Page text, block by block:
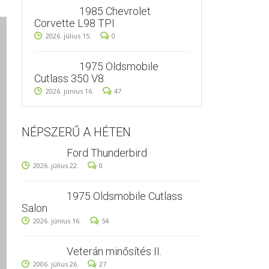
1985 Chevrolet
Corvette L98 TPI
2026. július 15. 0
1975 Oldsmobile
Cutlass 350 V8
2026. június 16. 47
NÉPSZERŰ A HÉTEN
Ford Thunderbird
2026. július 22. 0
1975 Oldsmobile Cutlass
Salon
2026. június 16. 54
Veterán minősítés II.
2006. július 26. 27